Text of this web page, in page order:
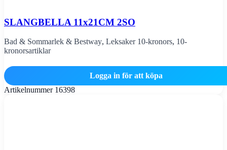
SLANGBELLA 11x21CM 2SO
Bad & Sommarlek & Bestway, Leksaker 10-kronors, 10-
kronorsartiklar
Logga in för att köpa
Artikelnummer 16398